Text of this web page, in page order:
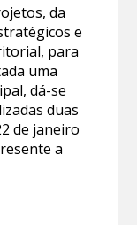
da
e
para
uma
dá-se
duas
de janeiro
a